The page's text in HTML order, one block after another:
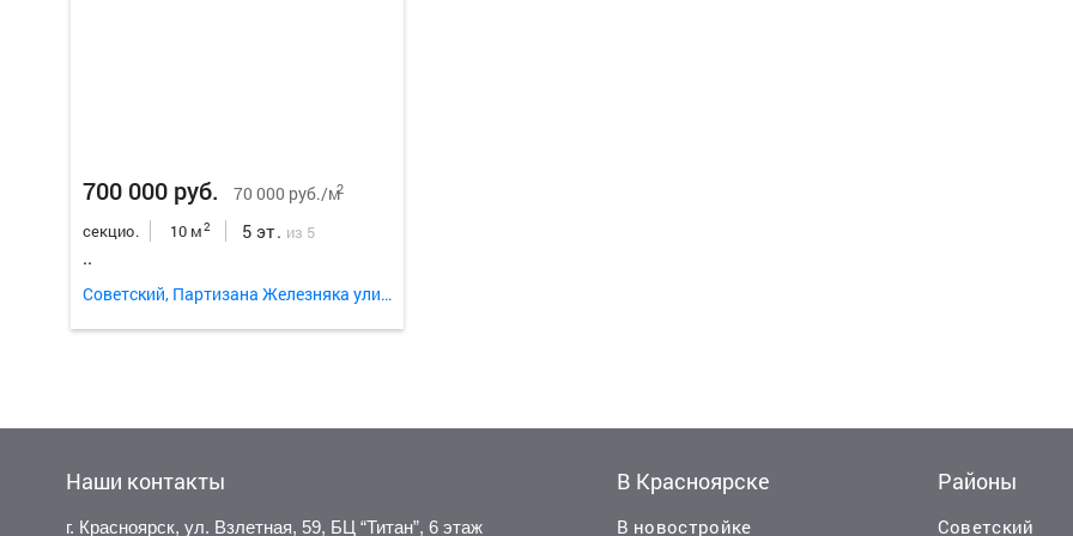
700 000 руб. 70 000 руб./м2
секцио. 10 м2 5 эт. из 5
..
Советский, Партизана Железняка улица 11б
Наши контакты
г. Красноярск, ул. Взлетная, 59, БЦ “Титан”, 6 этаж
В Красноярске
В новостройке
Районы
Советский